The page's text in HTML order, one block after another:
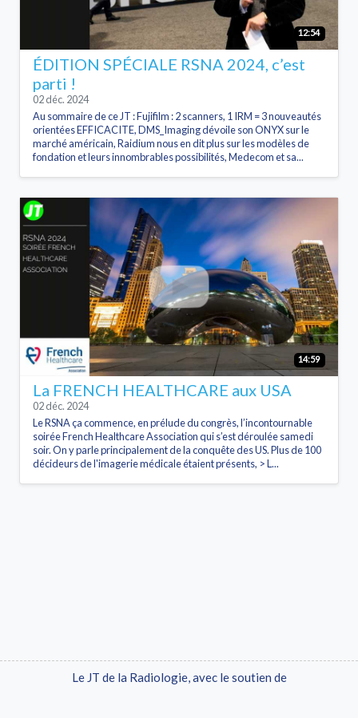
12:54
ÉDITION SPÉCIALE RSNA 2024, c’est
parti !
02 déc. 2024
Au sommaire de ce JT : Fujifilm : 2 scanners, 1 IRM = 3 nouveautés
orientées EFFICACITE, DMS_Imaging dévoile son ONYX sur le
marché américain, Raidium nous en dit plus sur les modèles de
fondation et leurs innombrables possibilités, Medecom et sa...
14:59
La FRENCH HEALTHCARE aux USA
02 déc. 2024
Le RSNA ça commence, en prélude du congrès, l’incontournable
soirée French Healthcare Association qui s’est déroulée samedi
soir. On y parle principalement de la conquête des US. Plus de 100
décideurs de l'imagerie médicale étaient présents, > L...
Le JT de la Radiologie, avec le soutien de